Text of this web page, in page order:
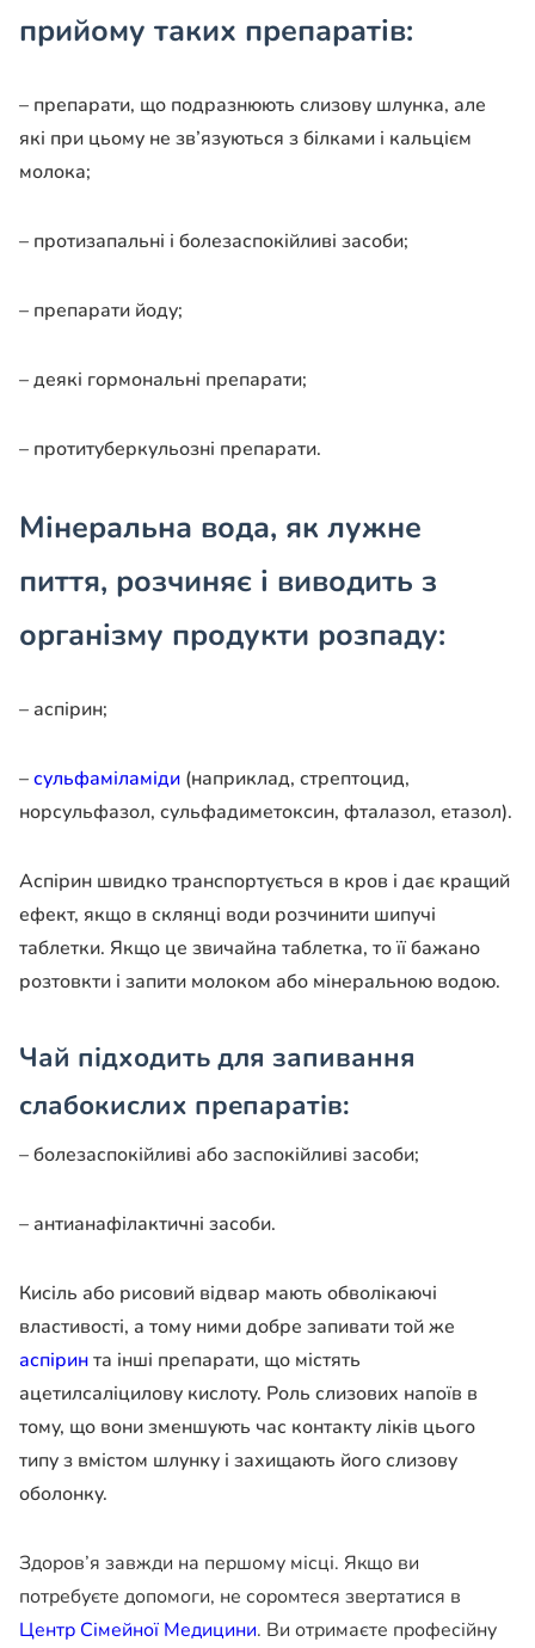
прийому таких препаратів:
– препарати, що подразнюють слизову шлунка, але
які при цьому не зв’язуються з білками і кальцієм
молока;
– протизапальні і болезаспокійливі засоби;
– препарати йоду;
– деякі гормональні препарати;
– протитуберкульозні препарати.
Мінеральна вода, як лужне
пиття, розчиняє і виводить з
організму продукти розпаду:
– аспірин;
–сульфаміламіди (наприклад, стрептоцид,
норсульфазол, сульфадиметоксин, фталазол, етазол).
Аспірин швидко транспортується в кров і дає кращий
ефект, якщо в склянці води розчинити шипучі
таблетки. Якщо це звичайна таблетка, то її бажано
розтовкти і запити молоком або мінеральною водою.
Чай підходить для запивання
слабокислих препаратів:
– болезаспокійливі або заспокійливі засоби;
– антианафілактичні засоби.
Кисіль або рисовий відвар мають обволікаючі
властивості, а тому ними добре запивати той же
аспіринта інші препарати, що містять
ацетилсаліцилову кислоту. Роль слизових напоїв в
тому, що вони зменшують час контакту ліків цього
типу з вмістом шлунку і захищають його слизову
оболонку.
Здоров’я завжди на першому місці. Якщо ви
потребуєте допомоги, не соромтеся звертатися в
Центр Сімейної Медицини. Ви отримаєте професійну